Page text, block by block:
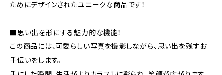
ためにデザインされたユニークな商品です！
■思い出を形にする魅力的な機能！
この商品には、可愛らしい写真を撮影しながら、思い出を残すお
手伝いをします。